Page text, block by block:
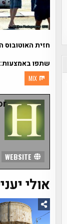
חזית האוטובוס
שתפו באמצעות:
MIX
אולי